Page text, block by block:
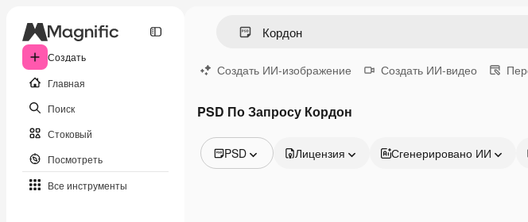
Создать
Главная
Поиск
Стоковый
Посмотреть
Все инструменты
Создать ИИ-изображение Создать ИИ-видео
PSD По Запросу Кордон
PSD Лицензия Сгенерировано ИИ